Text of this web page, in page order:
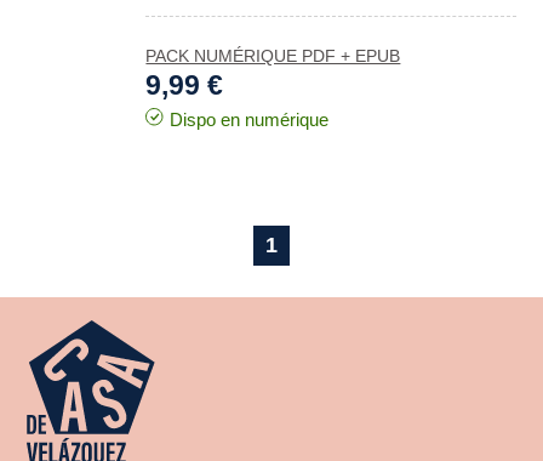
PACK NUMÉRIQUE PDF + EPUB
9,99 €
Dispo en numérique
1